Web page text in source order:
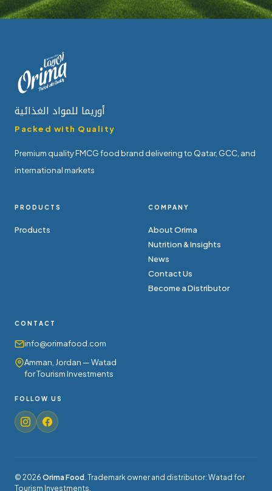
أوريما للمواد الغذائية
Packed with Quality
Premium quality FMCG food brand delivering to Qatar, GCC, and
international markets
PRODUCTS
Products
COMPANY
About Orima
Nutrition & Insights
News
Contact Us
Become a Distributor
CONTACT
info@orimafood.com
Amman, Jordan — Watad
for Tourism Investments
FOLLOW US
© 2026 Orima Food . Trademark owner and distributor: Watad for
Tourism Investments.